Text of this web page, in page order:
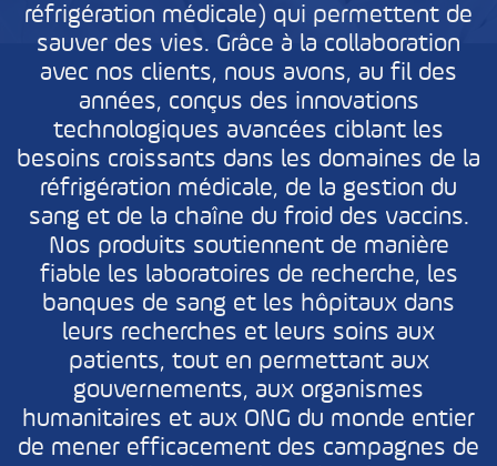
réfrigération médicale) qui permettent de
sauver des vies. Grâce à la collaboration
avec nos clients, nous avons, au fil des
années, conçus des innovations
technologiques avancées ciblant les
besoins croissants dans les domaines de la
réfrigération médicale, de la gestion du
sang et de la chaîne du froid des vaccins.
Nos produits soutiennent de manière
fiable les laboratoires de recherche, les
banques de sang et les hôpitaux dans
leurs recherches et leurs soins aux
patients, tout en permettant aux
gouvernements, aux organismes
humanitaires et aux ONG du monde entier
de mener efficacement des campagnes de